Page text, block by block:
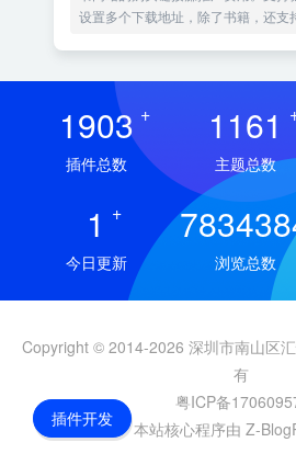
设置多个下载地址，除了书籍，还支
1903 +
插件总数
1161
主题总数
1 +
今日更新 浏览总数
Copyright © 2014-2026 深圳市南山区
有
粤ICP备
本站核心程序由 Z-
插件开发